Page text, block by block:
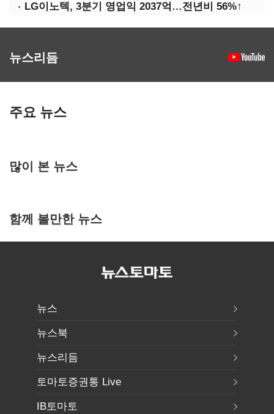
LG이노텍, 3분기 영업익 2037억…전년비 56%↑
뉴스리듬
주요 뉴스
많이 본 뉴스
함께 볼만한 뉴스
뉴스
뉴스북
뉴스리듬
토마토증권통 Live
IB토마토